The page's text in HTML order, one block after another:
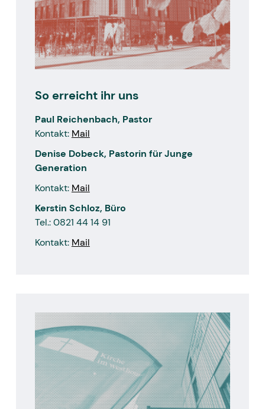
So erreicht ihr uns
Paul Reichenbach, Pastor
Kontakt: Mail
Denise Dobeck, Pastorin für Junge
Generation
Kontakt: Mail
Kerstin Schloz, Büro
Tel.: 0821 44 14 91
Kontakt: Mail